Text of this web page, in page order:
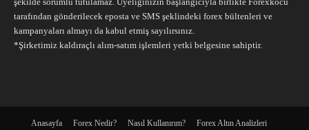
tarafından gönderilecek eposta ve SMS şeklindeki forex bültenleri ve
kampanyaları almayı da kabul etmiş sayılırsınız.
*Şirketimiz kaldıraçlı alım-satım işlemleri yetki belgesine sahiptir.
Anasayfa Forex Nedir? Nasıl Kullanırım? Forex Altın Analizleri